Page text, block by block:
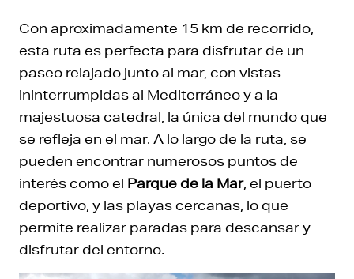
Con aproximadamente 15 km de recorrido,
esta ruta es perfecta para disfrutar de un
paseo relajado junto al mar, con vistas
ininterrumpidas al Mediterráneo y a la
majestuosa catedral, la única del mundo que
se refleja en el mar. A lo largo de la ruta, se
pueden encontrar numerosos puntos de
interés como el Parque de la Mar, el puerto
deportivo, y las playas cercanas, lo que
permite realizar paradas para descansar y
disfrutar del entorno.